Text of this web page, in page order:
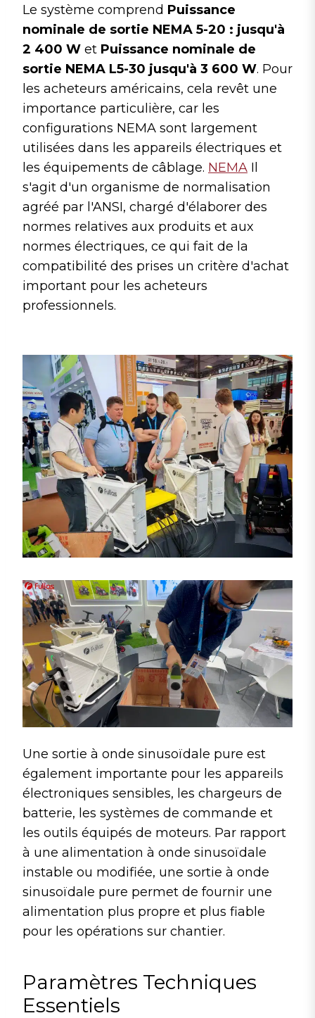
Le système comprend Puissance
nominale de sortie NEMA 5-20 : jusqu'à
2 400 W et Puissance nominale de
sortie NEMA L5-30 jusqu'à 3 600 W. Pour
les acheteurs américains, cela revêt une
importance particulière, car les
configurations NEMA sont largement
utilisées dans les appareils électriques et
les équipements de câblage. NEMA Il
s'agit d'un organisme de normalisation
agréé par l'ANSI, chargé d'élaborer des
normes relatives aux produits et aux
normes électriques, ce qui fait de la
compatibilité des prises un critère d'achat
important pour les acheteurs
professionnels.
Une sortie à onde sinusoïdale pure est
également importante pour les appareils
électroniques sensibles, les chargeurs de
batterie, les systèmes de commande et
les outils équipés de moteurs. Par rapport
à une alimentation à onde sinusoïdale
instable ou modifiée, une sortie à onde
sinusoïdale pure permet de fournir une
alimentation plus propre et plus fiable
pour les opérations sur chantier.
Paramètres Techniques
Essentiels